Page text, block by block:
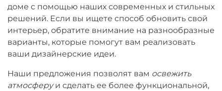
доме с помощью наших современных и стильных
решений. Если вы ищете способ обновить свой
интерьер, обратите внимание на разнообразные
варианты, которые помогут вам реализовать
ваши дизайнерские идеи.
Наши предложения позволят вам освежить
атмосферуи сделать ее более функциональной,